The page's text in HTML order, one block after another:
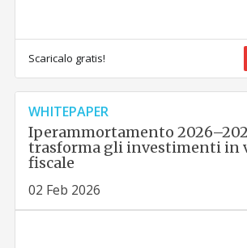
Scaricalo gratis!
WHITEPAPER
Iperammortamento
trasforma gli investimenti in
fiscale
02 Feb 2026